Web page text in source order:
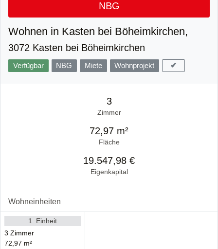
NBG
Wohnen in Kasten bei Böheimkirchen,
3072 Kasten bei Böheimkirchen
Verfügbar NBG Miete Wohnprojekt ✔
3
Zimmer
72,97 m²
Fläche
19.547,98 €
Eigenkapital
Wohneinheiten
1. Einheit
3 Zimmer
72,97 m²